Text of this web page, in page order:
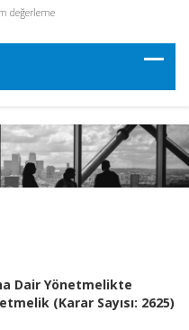
değerleme
Dair Yönetmelikte
(Karar Sayısı: 2625)